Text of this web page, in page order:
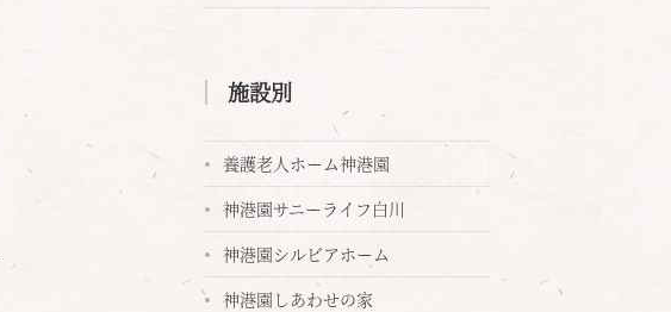
施設別
養護老人ホーム神港園
神港園サニーライフ白川
神港園シルビアホーム
神港園しあわせの家